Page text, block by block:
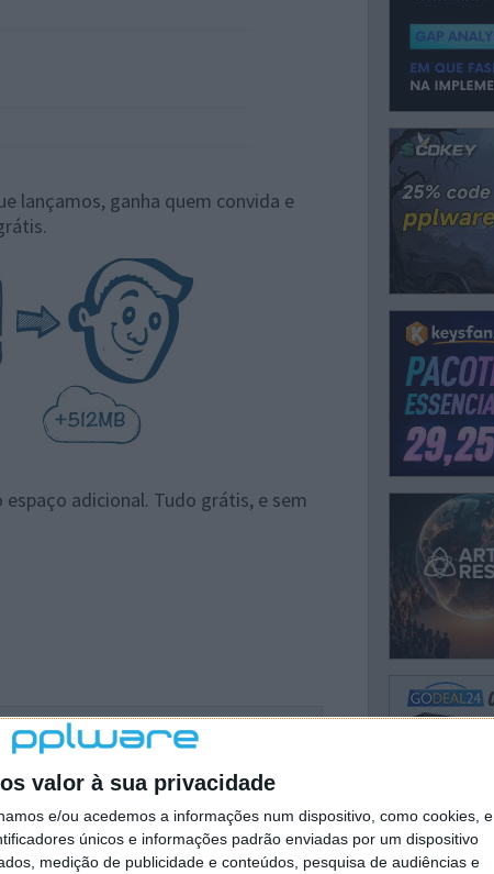
valor à sua privacidade
e/ou acedemos a informações num dispositivo, como cookies, e
únicos e informações padrão enviadas por um dispositivo
medição de publicidade e conteúdos, pesquisa de audiências e
lançamos, ganha quem convida e
adicional. Tudo grátis, e sem
um ano
Notícias